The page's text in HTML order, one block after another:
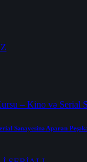
Sənayesinə Aparan